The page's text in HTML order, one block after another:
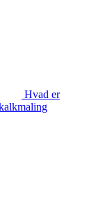
Hvad er